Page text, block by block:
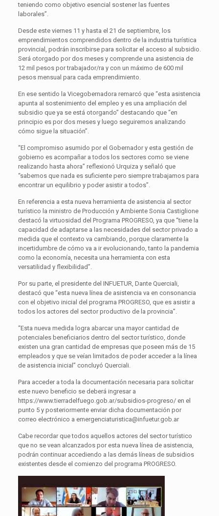
teniendo como objetivo esencial sostener las fuentes
laborales”.
Desde este viernes 11 y hasta el 21 de septiembre, los
emprendimientos comprendidos dentro de la industria turística
provincial, podrán inscribirse para solicitar el acceso al subsidio.
Será otorgado por dos meses y comprende una asistencia de
12 mil pesos por trabajador/ra y con un máximo de 600 mil
pesos mensual para cada emprendimiento.
En ese sentido la Vicegobernadora remarcó que “esta asistencia
apunta al sostenimiento del empleo y es una ampliación del
subsidio que ya se está otorgando” destacando que “en
principio es por dos meses y luego seguiremos analizando
cómo sigue la situación”.
“El compromiso asumido por el Gobernador y esta gestión de
gobierno es acompañar a todos los sectores como se viene
realizando hasta ahora” reflexionó Urquiza y señaló que
“sabemos que nada es suficiente pero siempre trabajamos para
encontrar un equilibrio y poder asistir a todos”.
En referencia a esta nueva herramienta de asistencia al sector
turístico la ministro de Producción y Ambiente Sonia Castiglione
destacó la virtuosidad del Programa PROGRESO, ya que “tiene la
capacidad de adaptarse a las necesidades del sector privado a
medida que el contexto va cambiando, porque claramente la
incertidumbre de cómo va a ir evolucionando, tanto la pandemia
como la economía, necesita una herramienta con esta
versatilidad y flexibilidad”.
Por su parte, el presidente del INFUETUR, Dante Querciali,
destacó que “esta nueva línea de asistencia va en consonancia
con el objetivo inicial del programa PROGRESO, que es asistir a
todos los actores del sector productivo de la provincia”.
“Esta nueva medida logra abarcar una mayor cantidad de
potenciales beneficiarios dentro del sector turístico, donde
existen una gran cantidad de empresas que poseen más de 15
empleados y que se veían limitados de poder acceder a la línea
de asistencia inicial” concluyó Querciali.
Para acceder a toda la documentación necesaria para solicitar
este nuevo beneficio se deberá ingresar a
https://www.tierradelfuego.gob.ar/subsidios-progreso/ en el
punto 5 y posteriormente enviar dicha documentación por
correo electrónico a emergenciaturistica@infuetur.gob.ar
Cabe recordar que todos aquellos actores del sector turístico
que no se vean alcanzados por esta nueva línea de asistencia,
podrán continuar accediendo a las demás líneas de subsidios
existentes desde el comienzo del programa PROGRESO.